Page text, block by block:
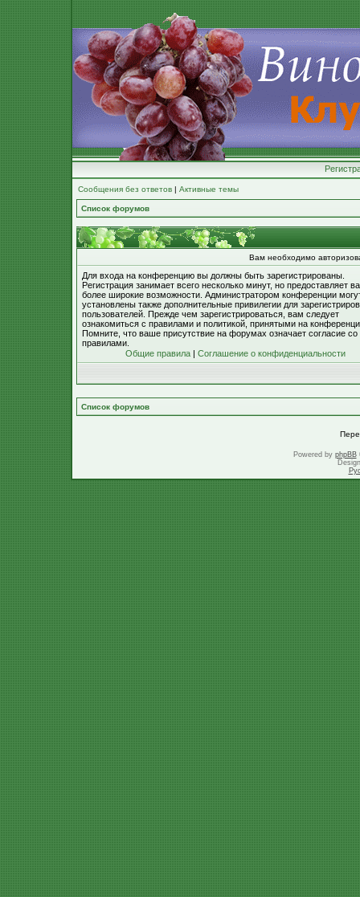
Сообщения без ответов | Активные темы
Список форумов
Вам необходимо
Для входа на конференцию вы должны быть зарегистрированы.
Регистрация занимает всего несколько минут, но предоставляет
более широкие возможности. Администратором конференции
установлены также дополнительные привилегии для
пользователей. Прежде чем зарегистрироваться, вам следует
ознакомиться с правилами и политикой, принятыми на
Помните, что ваше присутствие на форумах означает согласие со
правилами.
Общие правила | Соглашение о конфиденциальности
Список форумов
Powered by phpBB